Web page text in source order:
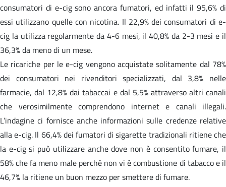
consumatori di e-cig sono ancora fumatori, ed infatti il 95,6% di
essi utilizzano quelle con nicotina. Il 22,9% dei consumatori di e-
cig la utilizza regolarmente da 4-6 mesi, il 40,8% da 2-3 mesi e il
36,3% da meno di un mese.
Le ricariche per le e-cig vengono acquistate solitamente dal 78%
dei consumatori nei rivenditori specializzati, dal 3,8% nelle
farmacie, dal 12,8% dai tabaccai e dal 5,5% attraverso altri canali
che verosimilmente comprendono internet e canali illegali.
L’indagine ci fornisce anche informazioni sulle credenze relative
alla e-cig. Il 66,4% dei fumatori di sigarette tradizionali ritiene che
la e-cig si può utilizzare anche dove non è consentito fumare, il
58% che fa meno male perché non vi è combustione di tabacco e il
46,7% la ritiene un buon mezzo per smettere di fumare.